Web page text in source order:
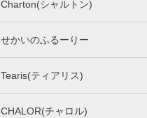
Charton(シャルトン)
せかいのふるーりー
Tearis(ティアリス)
CHALOR(チャロル)